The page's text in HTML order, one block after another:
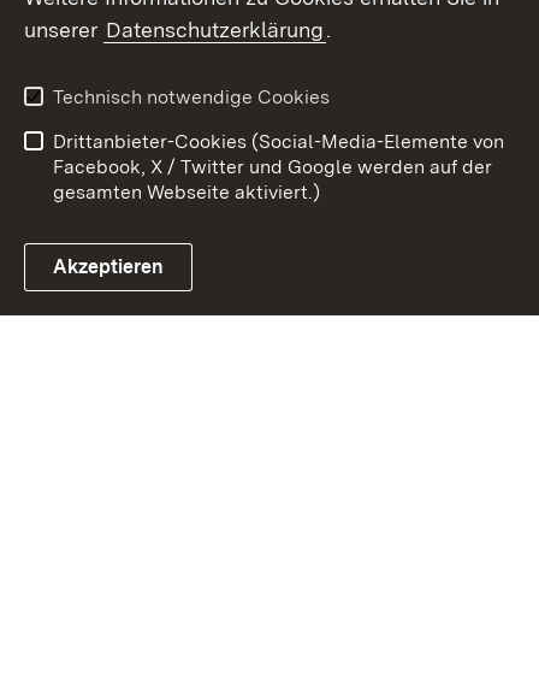
Link zum Landesportal
Kontakt
Impressum
Cookies
unserer Datenschutzerklärung.
Technisch notwendige Cookies
Drittanbieter-Cookies (Social-Media-Elemente von
Facebook, X / Twitter und Google werden auf der
gesamten Webseite aktiviert.)
Akzeptieren